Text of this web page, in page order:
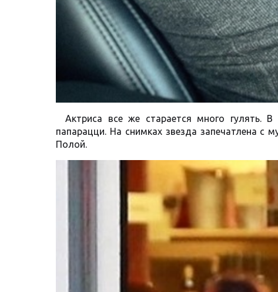
Актриса все же старается много гулять.
папарацци. На снимках звезда запечатлена
Полой.